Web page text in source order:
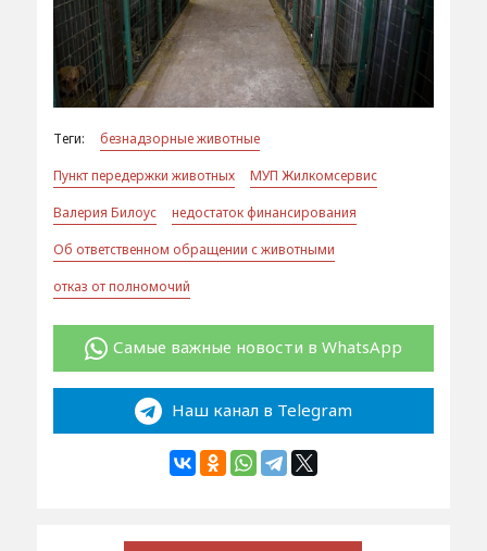
Теги:
безнадзорные животные
Пункт передержки животных
МУП Жилкомсервис
Валерия Билоус
недостаток финансирования
Об ответственном обращении с животными
отказ от полномочий
Самые важные новости в WhatsApp
Наш канал в Telegram